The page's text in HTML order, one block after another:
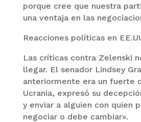
porque cree que nuestra
una ventaja en las
Reacciones políticas en
Las críticas contra Zelenski
llegar. El senador Lindsey
anteriormente era un fuerte
Ucrania, expresó su
y enviar a alguien con quien
negociar o debe cambiar».